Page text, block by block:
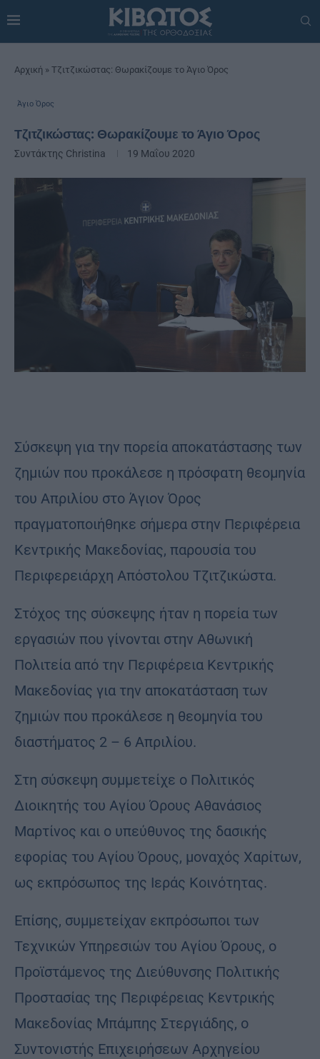
Αρχική » Τζιτζικώστας: Θωρακίζουμε το Άγιο Όρος
Άγιο Όρος
Τζιτζικώστας: Θωρακίζουμε το Άγιο Όρος
Συντάκτης Christina 19 Μαΐου 2020
Σύσκεψη για την πορεία αποκατάστασης των
ζημιών που προκάλεσε η πρόσφατη θεομηνία
του Απριλίου στο Άγιον Όρος
πραγματοποιήθηκε σήμερα στην Περιφέρεια
Κεντρικής Μακεδονίας, παρουσία του
Περιφερειάρχη Απόστολου Τζιτζικώστα.
Στόχος της σύσκεψης ήταν η πορεία των
εργασιών που γίνονται στην Αθωνική
Πολιτεία από την Περιφέρεια Κεντρικής
Μακεδονίας για την αποκατάσταση των
ζημιών που προκάλεσε η θεομηνία του
διαστήματος 2 – 6 Απριλίου.
Στη σύσκεψη συμμετείχε ο Πολιτικός
Διοικητής του Αγίου Όρους Αθανάσιος
Μαρτίνος και ο υπεύθυνος της δασικής
εφορίας του Αγίου Όρους, μοναχός Χαρίτων,
ως εκπρόσωπος της Ιεράς Κοινότητας.
Επίσης, συμμετείχαν εκπρόσωποι των
Τεχνικών Υπηρεσιών του Αγίου Όρους, ο
Προϊστάμενος της Διεύθυνσης Πολιτικής
Προστασίας της Περιφέρειας Κεντρικής
Μακεδονίας Μπάμπης Στεργιάδης, ο
Συντονιστής Επιχειρήσεων Αρχηγείου